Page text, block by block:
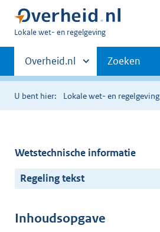
U
hier:
Lokale wet- en regelgeving
Primaire
navigatie
Andere
sites
binnen
Overheid.nl Zoeken
U bent hier: Lokale wet- en regelgeving
Wetstechnische informatie
Regeling tekst
Inhoudsopgave